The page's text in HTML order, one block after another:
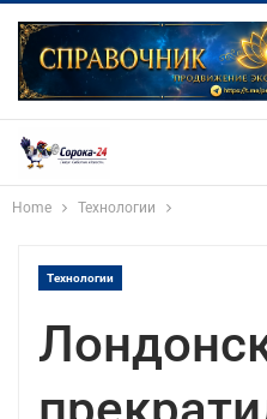
Home Технологии
Технологии